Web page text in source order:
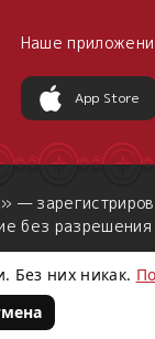
Войти
Наше
App Store
—
без
Без них никак.